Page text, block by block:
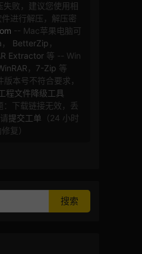
败，建议您使用相
进行解压，解压密
-- Mac苹果电脑可
， BetterZip ，
Extractor 等 -- Win
， 7-Zip 等
本号不符合要求，
程文件降级工具
下载链接无效，丢
提交工单 （24 小时
复）